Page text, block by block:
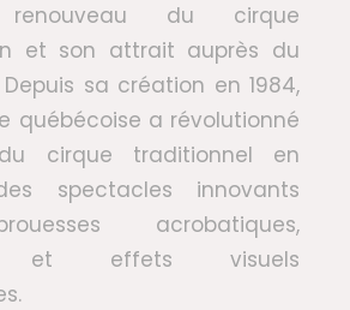
du cirque
et son attrait auprès du
sa création en 1984,
québécoise a révolutionné
cirque traditionnel en
spectacles innovants
acrobatiques,
et effets visuels